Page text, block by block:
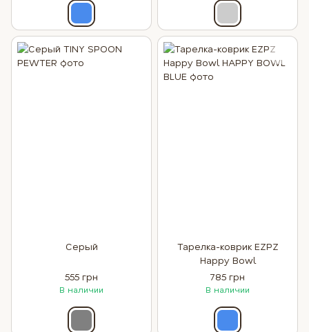
Серый
555 грн
В наличии
Тарелка-коврик EZPZ
Happy Bowl
785 грн
В наличии